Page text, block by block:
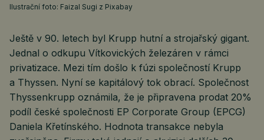
Ilustrační foto: Faizal Sugi z Pixabay
Ještě v 90. letech byl Krupp hutní a strojařský gigant.
Jednal o odkupu Vítkovických železáren v rámci
privatizace. Mezi tím došlo k fúzi společností Krupp
a Thyssen. Nyní se kapitálový tok obrací. Společnost
Thyssenkrupp oznámila, že je připravena prodat 20%
podíl české společnosti EP Corporate Group (EPCG)
Daniela Křetínského. Hodnota transakce nebyla